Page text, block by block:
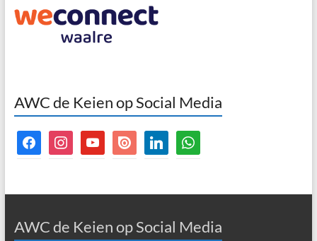
AWC de Keien op Social Media
facebookinstagramyoutubeissuu linkedinwhatsapp
AWC de Keien op Social Media